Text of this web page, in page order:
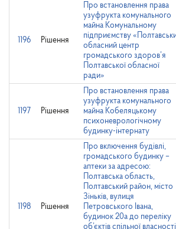
1196 Рішення
Про встановлення права
узуфрукта комунального
майна Комунальному
підприємству
обласний центр
громадського здоров’я
Полтавської обласної
ради»
1197 Рішення
Про встановлення права
узуфрукта комунального
майна Кобеляцькому
психоневрологічному
будинку-інтернату
1198 Рішення
Про включення будівлі,
громадського будинку –
аптеки за адресою:
Полтавська область,
Полтавський район, місто
Зіньків, вулиця
Петровського Івана,
будинок 20а до переліку
об’єктів спільної власності